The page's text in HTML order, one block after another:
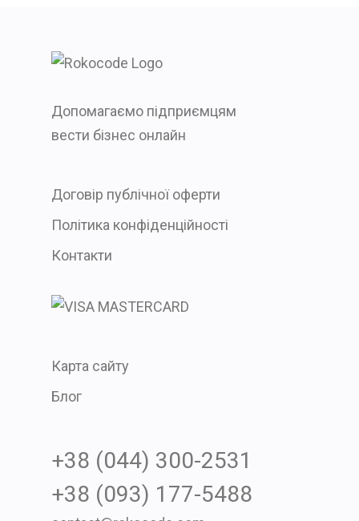
Допомагаємо підприємцям
вести бізнес онлайн
Договір публічної оферти
Політика конфіденційності
Контакти
Карта сайту
Блог
+38 (044) 300-2531
+38 (093) 177-5488